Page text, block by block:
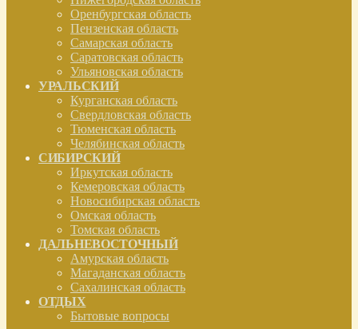
Оренбургская область
Пензенская область
Самарская область
Саратовская область
Ульяновская область
УРАЛЬСКИЙ
Курганская область
Свердловская область
Тюменская область
Челябинская область
СИБИРСКИЙ
Иркутская область
Кемеровская область
Новосибирская область
Омская область
Томская область
ДАЛЬНЕВОСТОЧНЫЙ
Амурская область
Магаданская область
Сахалинская область
ОТДЫХ
Бытовые вопросы